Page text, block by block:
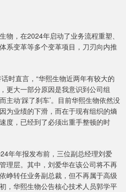
，在2024年启动了业务流程重塑、
系变革等多个变革项目，刀刃向内推
直言，“华熙生物近两年有较大的
更大一部分原因是我意识到公司组
主动‘踩了刹车’。目前华熙生物依然没
为业绩的下滑，而在于现有组织的熵
度，已经到了必须出重手整顿的时
年报发布前，三位副总经理刘爱
理层。其中，刘爱华在该公司将不再
峥转任业务副总裁，但不再属于高级
，华熙生物公告核心技术人员郭学平